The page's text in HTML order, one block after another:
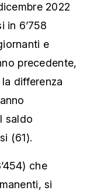
2022
in 6’758
e
precedente,
differenza
saldo
(61).
che
si